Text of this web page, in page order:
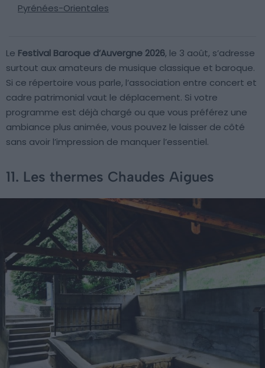
Pyrénées-Orientales
Le Festival Baroque d’Auvergne 2026, le 3 août, s’adresse
surtout aux amateurs de musique classique et baroque.
Si ce répertoire vous parle, l’association entre concert et
cadre patrimonial vaut le déplacement. Si votre
programme est déjà chargé ou que vous préférez une
ambiance plus animée, vous pouvez le laisser de côté
sans avoir l’impression de manquer l’essentiel.
11. Les thermes Chaudes Aigues